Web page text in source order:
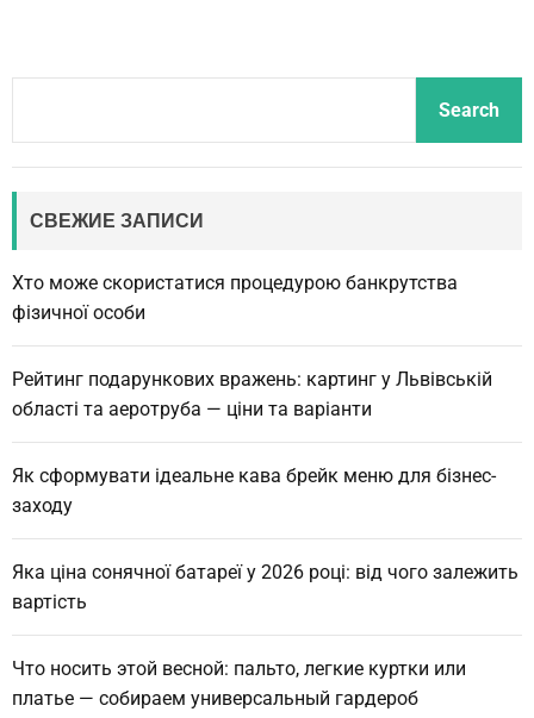
Search
СВЕЖИЕ ЗАПИСИ
Хто може скористатися процедурою банкрутства
фізичної особи
Рейтинг подарункових вражень: картинг у Львівській
області та аеротруба — ціни та варіанти
Як сформувати ідеальне кава брейк меню для бізнес-
заходу
Яка ціна сонячної батареї у 2026 році: від чого залежить
вартість
Что носить этой весной: пальто, легкие куртки или
платье — собираем универсальный гардероб